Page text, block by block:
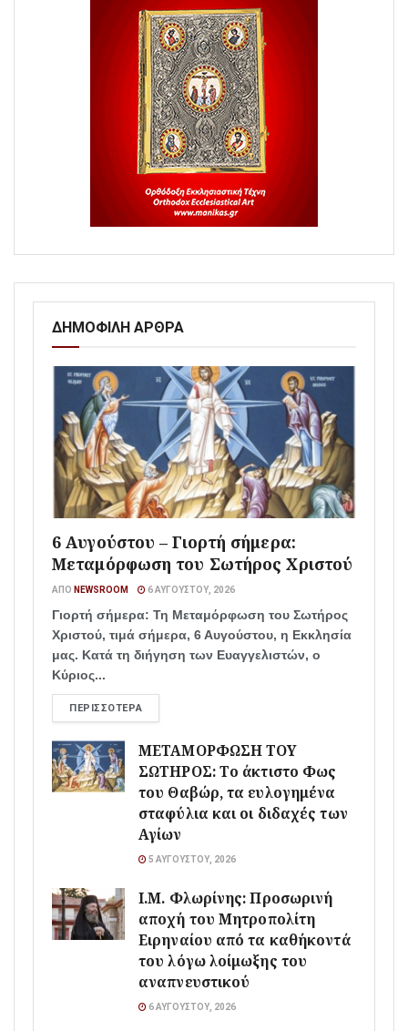
ΔΗΜΟΦΙΛΗ ΑΡΘΡΑ
6 Αυγούστου – Γιορτή σήμερα:
Μεταμόρφωση του Σωτήρος Χριστού
ΑΠΌ NEWSROOM 6 ΑΥΓΟΎΣΤΟΥ, 2026
Γιορτή σήμερα: Τη Μεταμόρφωση του Σωτήρος
Χριστού, τιμά σήμερα, 6 Αυγούστου, η Εκκλησία
μας. Κατά τη διήγηση των Ευαγγελιστών, ο
Κύριος...
ΠΕΡΙΣΣΌΤΕΡΑ
ΜΕΤΑΜΟΡΦΩΣΗ ΤΟΥ
ΣΩΤΗΡΟΣ: Το άκτιστο Φως
του Θαβώρ, τα ευλογημένα
σταφύλια και οι διδαχές των
Αγίων
5 ΑΥΓΟΎΣΤΟΥ, 2026
Ι.Μ. Φλωρίνης: Προσωρινή
αποχή του Μητροπολίτη
Ειρηναίου από τα καθήκοντά
του λόγω λοίμωξης του
αναπνευστικού
6 ΑΥΓΟΎΣΤΟΥ, 2026